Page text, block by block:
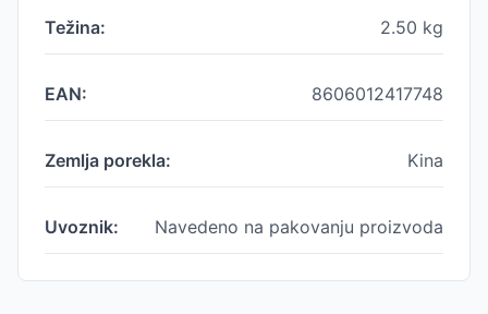
Težina: 2.50 kg
EAN: 8606012417748
Zemlja porekla: Kina
Uvoznik: Navedeno na pakovanju proizvoda